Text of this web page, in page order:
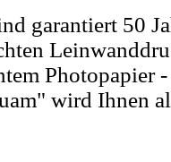
garantiert 50
Photopapier -
wird Ihnen